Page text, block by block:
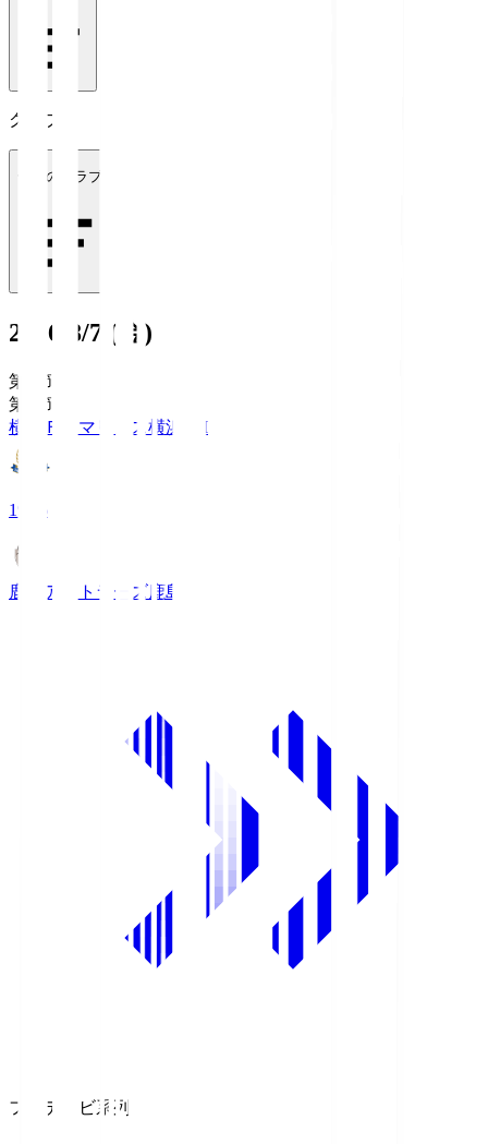
クラブ
全てのクラブ
2026/8/7 (金)
第1節
第1節
横浜Ｆ・マリノス横浜FM
19:26
鹿島アントラーズ鹿島
フジテレビ系列